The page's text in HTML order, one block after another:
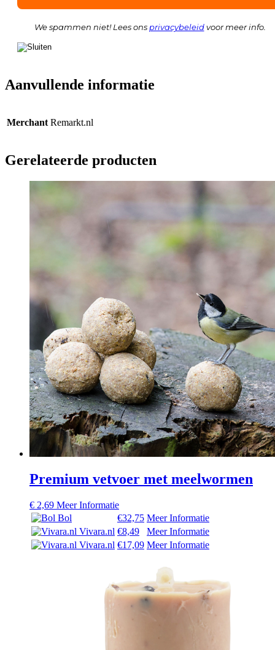
We spammen niet! Lees ons privacybeleidvoor meer info.
Aanvullende informatie
Merchant Remarkt.nl
Gerelateerde producten
Premium vetvoer met meelwormen
€ 2,69 Meer Informatie
Bol
€32,75 Meer Informatie
Vivara.nl €8,49
Meer Informatie
Vivara.nl €17,09 Meer Informatie